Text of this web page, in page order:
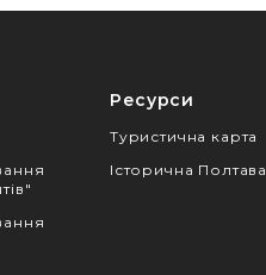
Ресурси
Туристична карта
Історична Полтава